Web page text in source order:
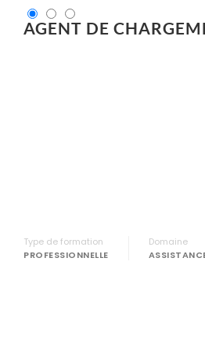
AGENT DE
Type de formation
PROFESSIONNELLE
Domaine